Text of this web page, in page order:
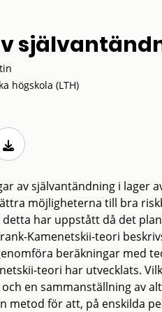
högskola (LTH)
av självantändning i lager
möjligheterna till bra
har uppstått då det
Kamenetskii-teori
beräkningar med
teori har utvecklats.
en sammanställning av
metod för att, på enskilda